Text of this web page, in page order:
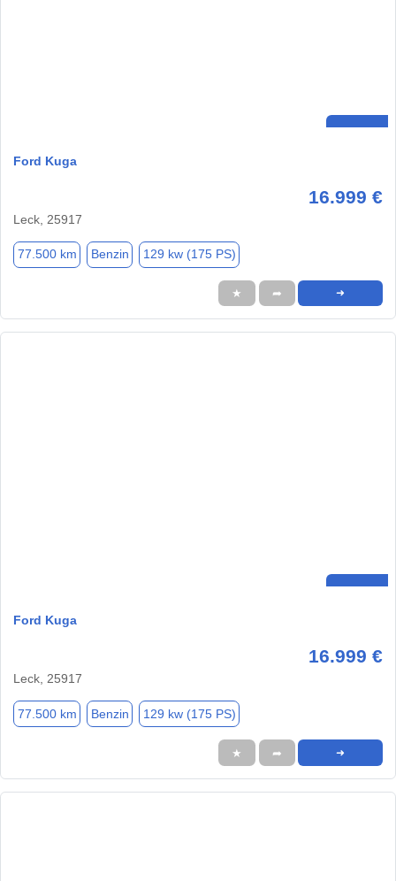
Ford Kuga
16.999 €
Leck, 25917
77.500 km Benzin 129 kw (175 PS)
★ ➦ ➜
Ford Kuga
16.999 €
Leck, 25917
77.500 km Benzin 129 kw (175 PS)
★ ➦ ➜